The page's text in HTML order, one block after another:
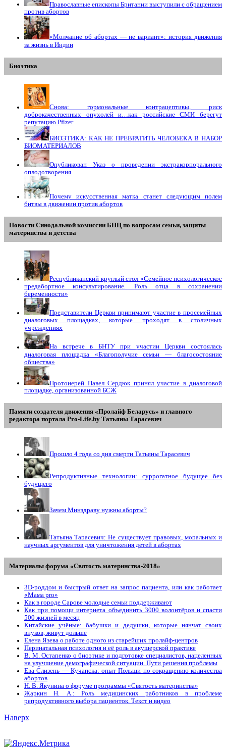
Православные епископы Британии выступили с обращением
против абортов
«Молчание об абортах — не вариант»: история движения
за жизнь в Индии
Биоэтика
Снова: гормональные контрацептивы, риск
доброкачественных опухолей и…как российские СМИ берегут
репутацию Pfizer
БИОЭТИКА: КАК НЕ ПРЕВРАТИТЬ ЧЕЛОВЕКА В НАБОР
БИОМАТЕРИАЛОВ
Опубликован Указ о проведении экстракорпорального
оплодотворения
Почему искусственная матка станет следующим полем
битвы в движении против абортов
Новости Синодальной комиссии БПЦ по вопросам семьи, защиты
материнства и детства
Республиканский круглый стол «Семейное психологическое
предабортное консультирование. Роль отца в сохранении
беременности»
Представители Церкви принимают участие в просемейных
диалоговых площадках, которые проходят в столичных
учреждениях
На встрече в БНТУ при участии Церкви состоялась
диалоговая площадка «Благополучие семьи — благосостояние
общества»
Протоиерей Павел Сердюк принял участие в диалоговой
площадке, организованной БСЖ
Памяти создателя движения «Пролайф Беларусь» и главного
редактора портала Pro-Life.by Tатьяны Tарасевич
Прошло 4 года со дня смерти Татьяны Тарасевич
Репродуктивные технологии: суррогатное будущее без
будущего
Зачем Минздраву нужны аборты?
Татьяна Тарасевич: Не существует правовых, моральных и
научных аргументов для уничтожения детей в абортах
Материалы форума «Святость материнства-2018»
3D-роддом и быстрый ответ на запрос пациента, или как работает
«Мама prо»
Как в городе Сарове молодые семьи поддерживают
Как при помощи интернета объединить 3000 волонтёров и спасти
500 жизней в месяц
Китайские учёные: бабушки и дедушки, которые нянчат своих
внуков, живут дольше
Елена Язева о работе одного из старейших пролайф-центров
Перинатальная психология и её роль в акушерской практике
В. М. Остапенко о биоэтике и подготовке специалистов, нацеленных
на улучшение демографической ситуации. Пути решения проблемы
Ева Слизень — Кучапска: опыт Польши по сокращению количества
абортов
Н. В. Якунина о форуме программы «Святость материнства»
Жаркин Н. А.: Роль медицинских работников в проблеме
репродуктивного выбора пациенток. Tекст и видео
Наверх